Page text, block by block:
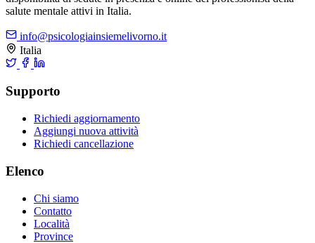
salute mentale attivi in Italia.
info@psicologiainsiemelivorno.it
Italia
Supporto
Richiedi aggiornamento
Aggiungi nuova attività
Richiedi cancellazione
Elenco
Chi siamo
Contatto
Località
Province